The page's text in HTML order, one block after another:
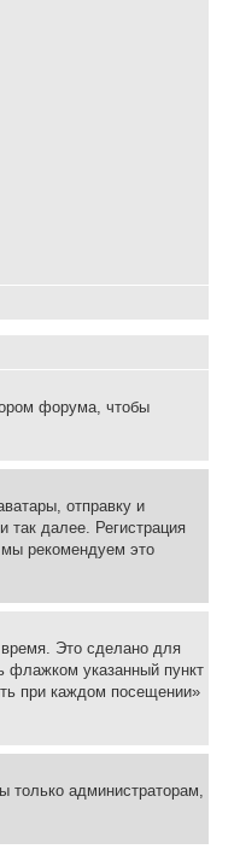
форума, чтобы
отправку и
так далее. Регистрация
мы рекомендуем это
Это сделано для
флажком указанный пункт
при каждом посещении»
только администраторам,